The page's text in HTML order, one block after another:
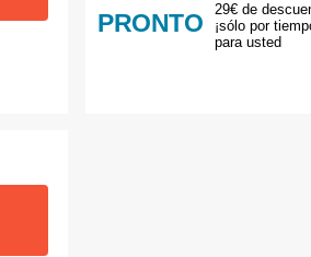
PRONTO
29€ de
¡sólo por
para usted